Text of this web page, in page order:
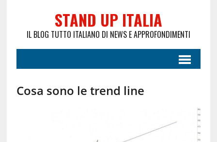
STAND UP ITALIA
IL BLOG TUTTO ITALIANO DI NEWS E APPROFONDIMENTI
Cosa sono le trend line